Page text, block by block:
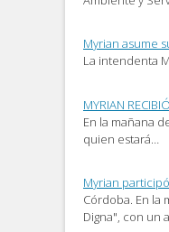
Myrian asume
La intendenta
MYRIAN
En la mañana
quien estará…
Myrian
Córdoba. En la
Digna", con un